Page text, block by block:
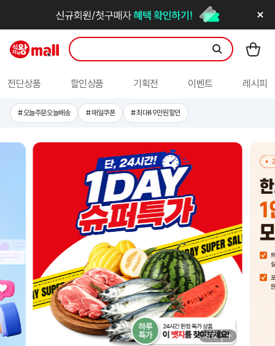
본문 바로가기
전단상품 할인상품 기획전 이벤트 레시피
컨텐츠 시작
오늘주문오늘배송 매일쿠폰 최대49만원할인
2/12 이벤트 배너